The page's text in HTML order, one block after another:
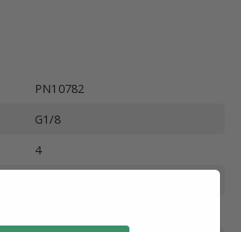
PN10782
G1/8
4